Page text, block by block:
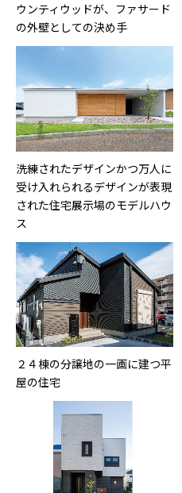
ウンティウッドが、ファサード
の外壁としての決め手
洗練されたデザインかつ万人に
受け入れられるデザインが表現
された住宅展示場のモデルハウ
ス
２４棟の分譲地の一画に建つ平
屋の住宅